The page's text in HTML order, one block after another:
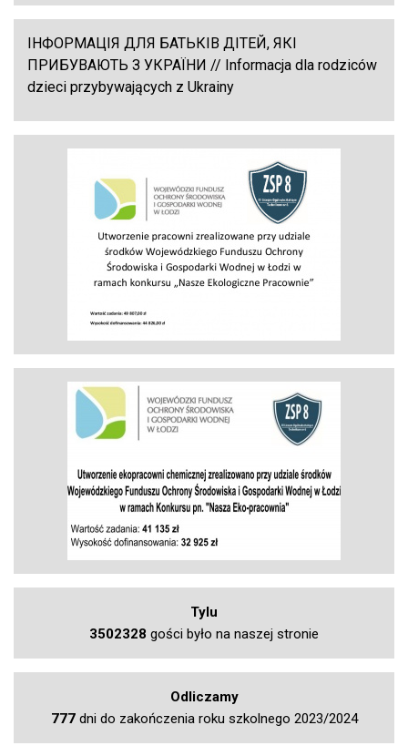
ІНФОРМАЦІЯ ДЛЯ БАТЬКІВ ДІТЕЙ, ЯКІ
ПРИБУВАЮТЬ З УКРАЇНИ // Informacja dla rodziców
dzieci przybywających z Ukrainy
Tylu
3502328 gości było na naszej stronie
Odliczamy
777dni do zakończenia roku szkolnego 2023/2024